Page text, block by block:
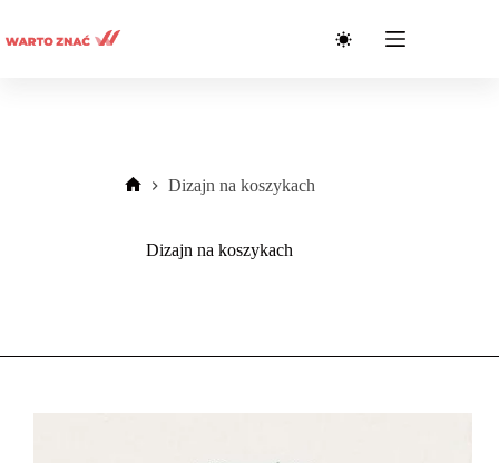
treści
Dizajn na koszykach
Dizajn na koszykach